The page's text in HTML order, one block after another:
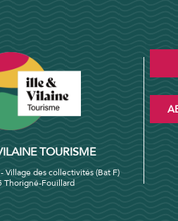
TOURISME
Village des collectivités (Bat F)
Thorigné-Fouillard